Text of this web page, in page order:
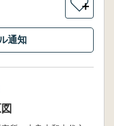
＋
通知
図